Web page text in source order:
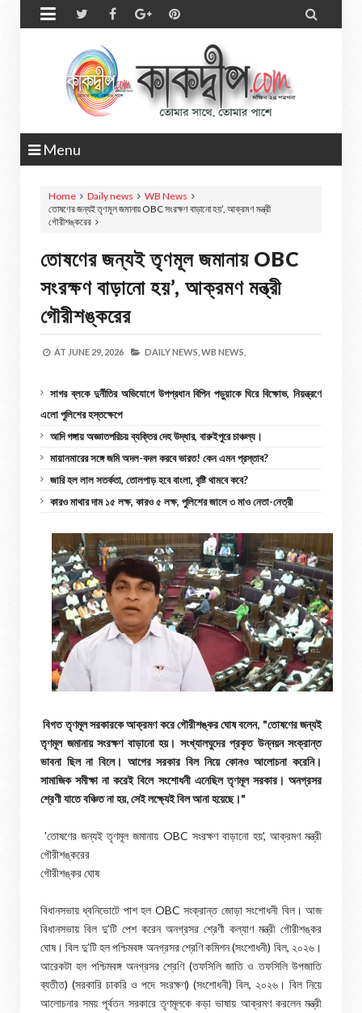
 
Menu
Home Daily news
WB News
তোষণের জন্যই তৃণমূল জমানায় OBC সংরক্ষণ বাড়ানো হয়’, আক্রমণ মন্ত্রী
গৌরীশঙ্করের
তোষণের জন্যই তৃণমূল জমানায় OBC
সংরক্ষণ বাড়ানো হয়’, আক্রমণ মন্ত্রী
গৌরীশঙ্করের
AT JUNE 29, 2026 DAILY NEWS, WB NEWS,
সাগর ব্লকে দুর্নীতির অভিযোগে উপপ্রধান বিপিন পড়ুয়াকে ঘিরে বিক্ষোভ, নিয়ন্ত্রণে
এলো পুলিশের হস্তক্ষেপে
আদি গঙ্গায় অজ্ঞাতপরিচয় ব্যক্তির দেহ উদ্ধার, বারুইপুরে চাঞ্চল্য।
মায়ানমারের সঙ্গে জমি অদল-বদল করবে ভারত! কেন এমন প্রস্তাব?
জারি হল লাল সতর্কতা, তোলপাড় হবে বাংলা, বৃষ্টি থামবে কবে?
কারও মাথার দাম ১৫ লক্ষ, কারও ৫ লক্ষ, পুলিশের জালে ৩ মাও নেতা-নেত্রী
বিগত তৃণমূল সরকারকে আক্রমণ করে গৌরীশঙ্কর ঘোষ বলেন, "তোষণের জন্যই
তৃণমূল জমানায় সংরক্ষণ বাড়ানো হয়। সংখ্যালঘুদের প্রকৃত উন্নয়ন সংক্রান্ত
ভাবনা ছিল না বিলে। আগের সরকার বিল নিয়ে কোনও আলোচনা করেনি।
সামাজিক সমীক্ষা না করেই বিলে সংশোধনী এনেছিল তৃণমূল সরকার। অনগ্রসর
শ্রেণী যাতে বঞ্চিত না হয়, সেই লক্ষ্যেই বিল আনা হয়েছে।"
'তোষণের জন্যই তৃণমূল জমানায় OBC সংরক্ষণ বাড়ানো হয়', আক্রমণ মন্ত্রী
গৌরীশঙ্করের
গৌরীশঙ্কর ঘোষ
বিধানসভায় ধ্বনিভোটে পাশ হল OBC সংক্রান্ত জোড়া সংশোধনী বিল। আজ
বিধানসভায় বিল দু’টি পেশ করেন অনগ্রসর শ্রেণী কল্যাণ মন্ত্রী গৌরীশঙ্কর
ঘোষ। বিল দু’টি হল পশ্চিমবঙ্গ অনগ্রসর শ্রেণি কমিশন (সংশোধনী) বিল, ২০২৬।
আরেকটা হল পশ্চিমবঙ্গ অনগ্রসর শ্রেণি (তফসিলি জাতি ও তফসিলি উপজাতি
ব্যতীত) (সরকারি চাকরি ও পদে সংরক্ষণ) (সংশোধনী) বিল, ২০২৬। বিল নিয়ে
আলোচনার সময় পূর্বতন সরকারে তৃণমূলকে কড়া ভাষায় আক্রমণ করলেন মন্ত্রী